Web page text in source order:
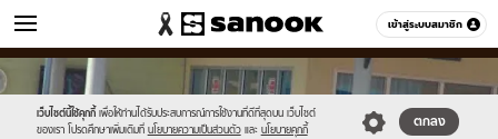
เข้าสู่ระบบสมาชิก
ข่าว หมวดอื่นๆ
เว็บไซต์นี้ใช้คุกกี้ เพื่อให้ท่านได้รับประสบการณ์การใช้งานที่ดีที่สุดบน เว็บไซต์
ของเรา โปรดศึกษาเพิ่มเติมที่ นโยบายความเป็นส่วนตัว และ นโยบายคุกกี้
ตกลง
Sanook
//s.isanook.com/sr/0/images/logo-
new-
sanook.png
600
//s.isanook.com/ns/0/ud/361/1808574/623364-
01.jpg